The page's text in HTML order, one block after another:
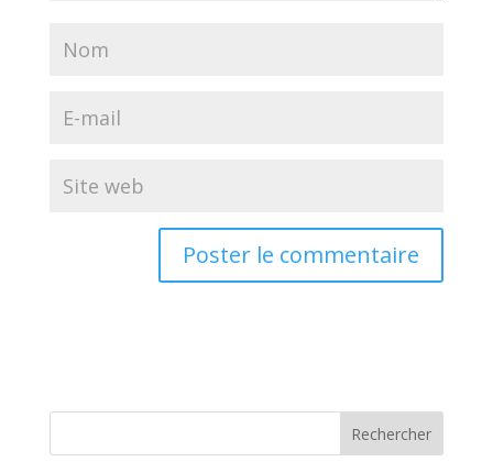
Rechercher